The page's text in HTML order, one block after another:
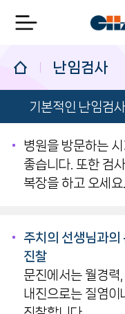
난임검사
난임검사
배란검사 및 치료
인공수정
착상전 유전검사
습관성유산
기본적인 난임검사
병원을 방문하는
좋습니다. 또한 검
복장을 하고 오세요.
주치의 선생님과의
진찰
문진에서는 월경력
내진으로는 질염이